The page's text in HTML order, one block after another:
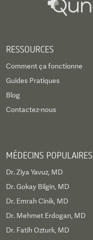
RESSOURCES
Comment ça fonctionne
Guides Pratiques
Blog
Contactez-nous
MÉDECINS POPULAIRES
Dr. Ziya Yavuz, MD
Dr. Gokay Bilgin, MD
Dr. Emrah Cinik, MD
Dr. Mehmet Erdogan, MD
Dr. Fatih Ozturk, MD